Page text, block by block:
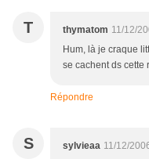
T thymatom 11/12/
Hum, là je craque
se cachent ds cette
Répondre
S sylvieaa 11/12/